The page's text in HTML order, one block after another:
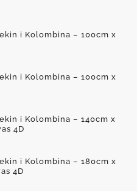
i Kolombina – 100cm x
i Kolombina – 100cm x
i Kolombina – 140cm x
4D
i Kolombina – 180cm x
4D